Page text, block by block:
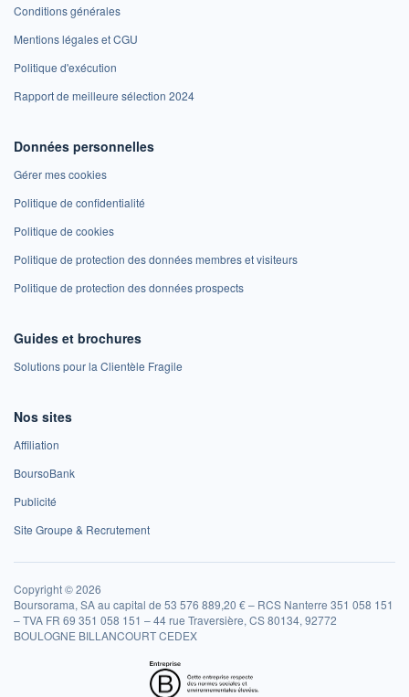
Conditions générales
Mentions légales et CGU
Politique d'exécution
Rapport de meilleure sélection 2024
Données personnelles
Gérer mes cookies
Politique de confidentialité
Politique de cookies
Politique de protection des données membres et visiteurs
Politique de protection des données prospects
Guides et brochures
Solutions pour la Clientèle Fragile
Nos sites
Affiliation
BoursoBank
Publicité
Site Groupe & Recrutement
Copyright © 2026
Boursorama, SA au capital de 53 576 889,20 € – RCS Nanterre 351 058 151
– TVA FR 69 351 058 151 – 44 rue Traversière, CS 80134, 92772
BOULOGNE BILLANCOURT CEDEX